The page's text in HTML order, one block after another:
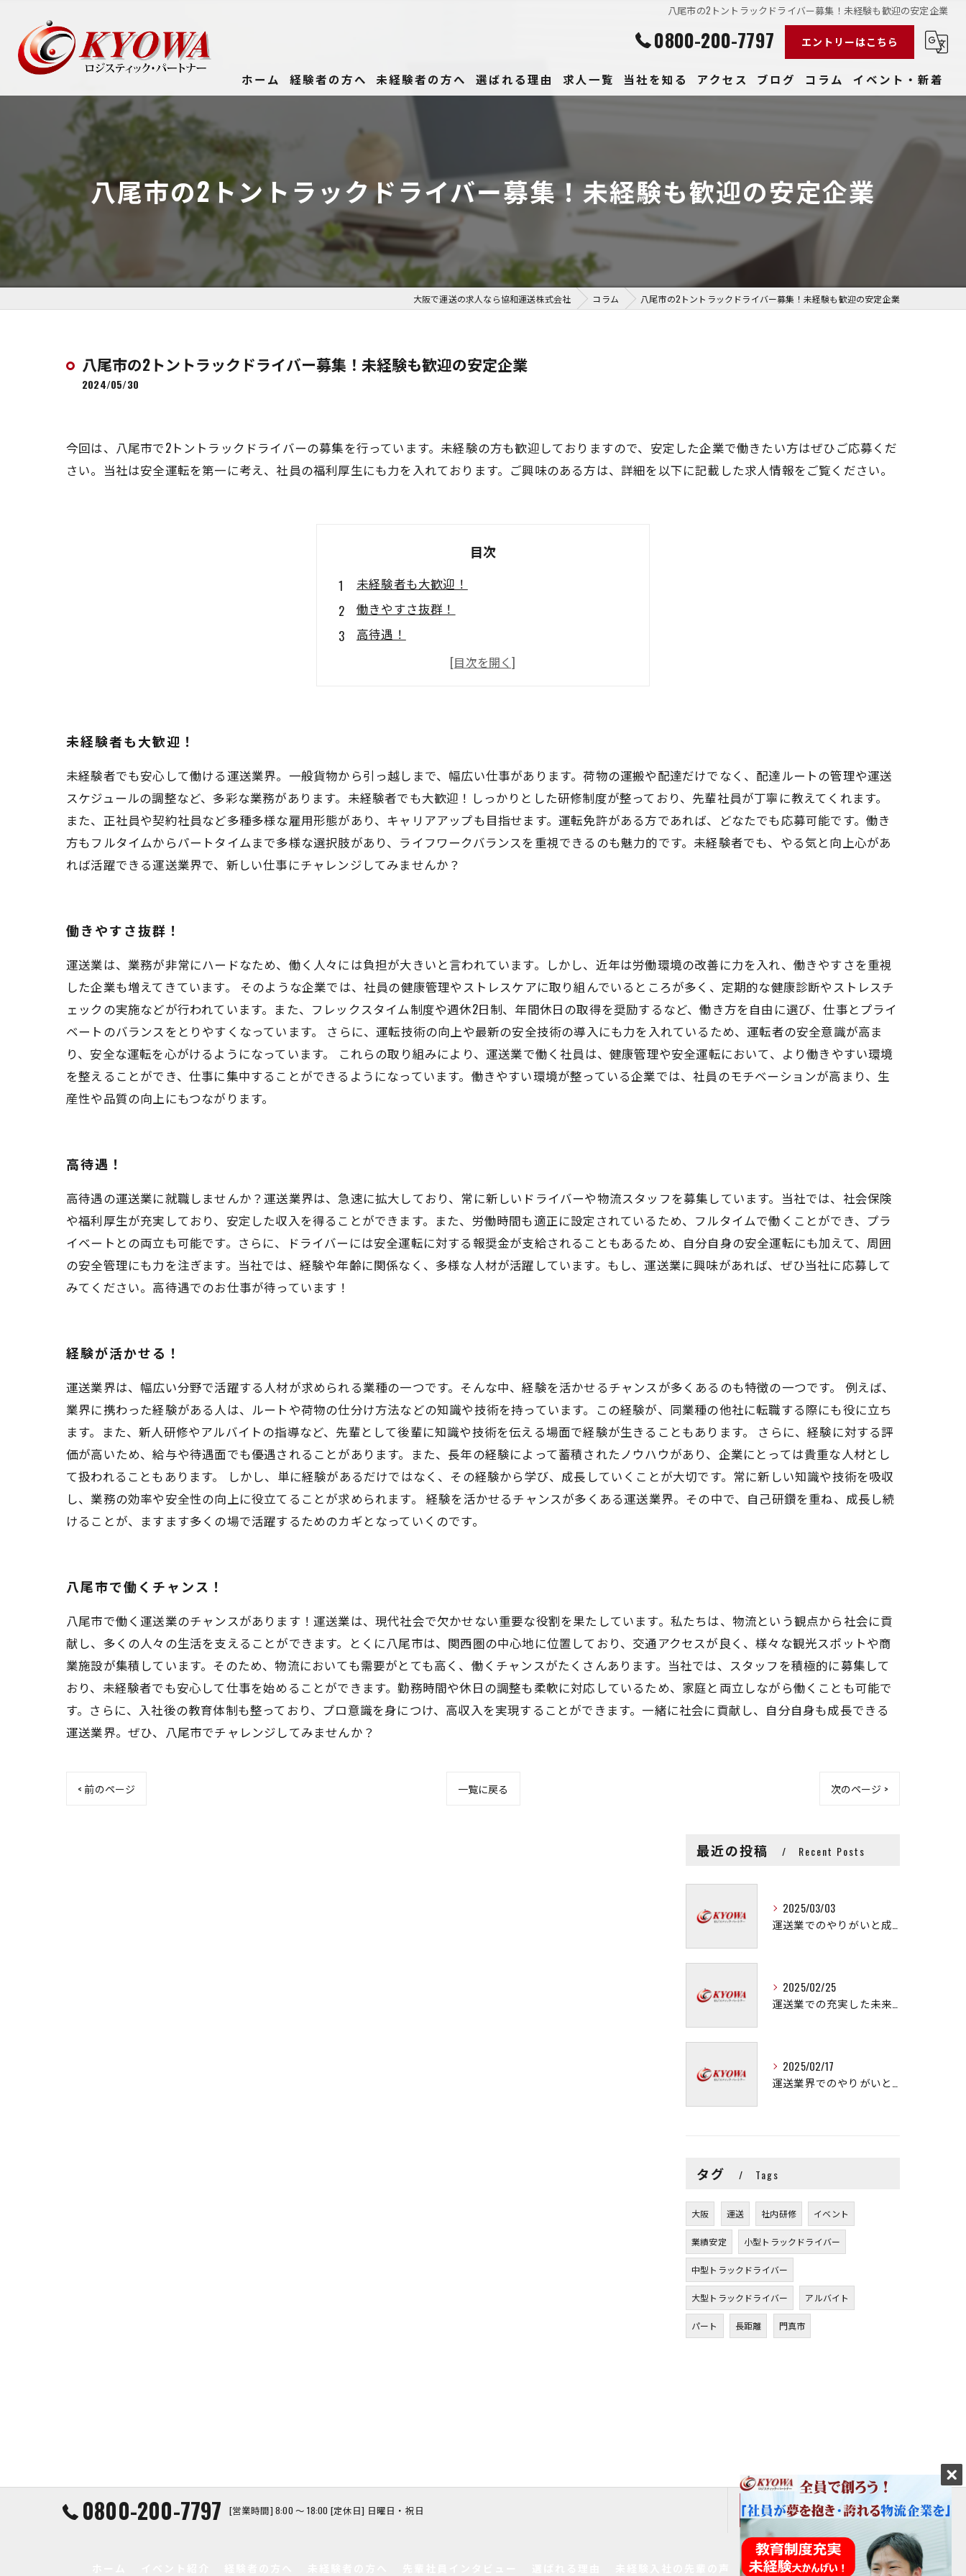
八尾市の2トントラックドライバー募集！未経験も歓迎の安定企業
0800-200-7797 エントリーはこちら
ホーム 経験者の方へ 未経験者の方へ 選ばれる理由 求人一覧 当社を知る
高収入
アクセス ブログ コラム イベント・新着
八尾市の2トントラックドライバー募集！未経験も歓迎の安定企業
大阪で運送の求人なら協和運送株式会社 コラム 八尾市の2トントラックドライバー募集！未経験も歓迎の安定企業
八尾市の2トントラックドライバー募集！未経験も歓迎の安定企業
2024/05/30
今回は、八尾市で2トントラックドライバーの募集を行っています。未経験の方も歓迎しておりますので、安定した企業で働きたい方はぜひご応募くだ
さい。当社は安全運転を第一に考え、社員の福利厚生にも力を入れております。ご興味のある方は、詳細を以下に記載した求人情報をご覧ください。
目次
未経験者も大歓迎！
働きやすさ抜群！
高待遇！
経験が活かせる！
未経験者も大歓迎！
未経験者でも安心して働ける運送業界。一般貨物から引っ越しまで、幅広い仕事があります。荷物の運搬や配達だけでなく、配達ルートの管理や運送
スケジュールの調整など、多彩な業務があります。未経験者でも大歓迎！しっかりとした研修制度が整っており、先輩社員が丁寧に教えてくれます。
また、正社員や契約社員など多種多様な雇用形態があり、キャリアアップも目指せます。運転免許がある方であれば、どなたでも応募可能です。働き
方もフルタイムからパートタイムまで多様な選択肢があり、ライフワークバランスを重視できるのも魅力的です。未経験者でも、やる気と向上心があ
れば活躍できる運送業界で、新しい仕事にチャレンジしてみませんか？
働きやすさ抜群！
運送業は、業務が非常にハードなため、働く人々には負担が大きいと言われています。しかし、近年は労働環境の改善に力を入れ、働きやすさを重視
した企業も増えてきています。 そのような企業では、社員の健康管理やストレスケアに取り組んでいるところが多く、定期的な健康診断やストレスチ
ェックの実施などが行われています。また、フレックスタイム制度や週休2日制、年間休日の取得を奨励するなど、働き方を自由に選び、仕事とプライ
ベートのバランスをとりやすくなっています。 さらに、運転技術の向上や最新の安全技術の導入にも力を入れているため、運転者の安全意識が高ま
り、安全な運転を心がけるようになっています。 これらの取り組みにより、運送業で働く社員は、健康管理や安全運転において、より働きやすい環境
を整えることができ、仕事に集中することができるようになっています。働きやすい環境が整っている企業では、社員のモチベーションが高まり、生
産性や品質の向上にもつながります。
高待遇！
高待遇の運送業に就職しませんか？運送業界は、急速に拡大しており、常に新しいドライバーや物流スタッフを募集しています。当社では、社会保険
や福利厚生が充実しており、安定した収入を得ることができます。また、労働時間も適正に設定されているため、フルタイムで働くことができ、プラ
イベートとの両立も可能です。さらに、ドライバーには安全運転に対する報奨金が支給されることもあるため、自分自身の安全運転にも加えて、周囲
の安全管理にも力を注ぎます。当社では、経験や年齢に関係なく、多様な人材が活躍しています。もし、運送業に興味があれば、ぜひ当社に応募して
みてください。高待遇でのお仕事が待っています！
経験が活かせる！
運送業界は、幅広い分野で活躍する人材が求められる業種の一つです。そんな中、経験を活かせるチャンスが多くあるのも特徴の一つです。 例えば、
業界に携わった経験がある人は、ルートや荷物の仕分け方法などの知識や技術を持っています。この経験が、同業種の他社に転職する際にも役に立ち
ます。また、新人研修やアルバイトの指導など、先輩として後輩に知識や技術を伝える場面で経験が生きることもあります。 さらに、経験に対する評
価が高いため、給与や待遇面でも優遇されることがあります。また、長年の経験によって蓄積されたノウハウがあり、企業にとっては貴重な人材とし
て扱われることもあります。 しかし、単に経験があるだけではなく、その経験から学び、成長していくことが大切です。常に新しい知識や技術を吸収
し、業務の効率や安全性の向上に役立てることが求められます。 経験を活かせるチャンスが多くある運送業界。その中で、自己研鑽を重ね、成長し続
けることが、ますます多くの場で活躍するためのカギとなっていくのです。
八尾市で働くチャンス！
八尾市で働く運送業のチャンスがあります！運送業は、現代社会で欠かせない重要な役割を果たしています。私たちは、物流という観点から社会に貢
献し、多くの人々の生活を支えることができます。とくに八尾市は、関西圏の中心地に位置しており、交通アクセスが良く、様々な観光スポットや商
業施設が集積しています。そのため、物流においても需要がとても高く、働くチャンスがたくさんあります。当社では、スタッフを積極的に募集して
おり、未経験者でも安心して仕事を始めることができます。勤務時間や休日の調整も柔軟に対応しているため、家庭と両立しながら働くことも可能で
す。さらに、入社後の教育体制も整っており、プロ意識を身につけ、高収入を実現することができます。一緒に社会に貢献し、自分自身も成長できる
運送業界。ぜひ、八尾市でチャレンジしてみませんか？
< 前のページ 一覧に戻る 次のページ >
最近の投稿 Recent Posts
2025/03/03
運送業でのやりがいと成長の秘訣
2025/02/25
運送業での充実した未来を拓く方法
2025/02/17
運送業界でのやりがいと可能性
タグ Tags
大阪 運送 社内研修 イベント
業績安定 小型トラックドライバー
中型トラックドライバー
大型トラックドライバー アルバイト
パート 長距離 門真市
0800-200-7797 [営業時間] 8:00 ～ 18:00 [定休日] 日曜日・祝日 エントリーはこちら
家族の皆様へ 求人一覧